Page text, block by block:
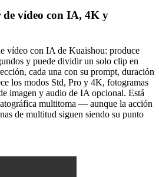
vídeo con IA, 4K y
vídeo con IA de Kuaishou: produce
y puede dividir un solo clip en
cada una con su prompt, duración
los modos Std, Pro y 4K, fotogramas
imagen y audio de IA opcional. Está
multitoma — aunque la acción
de multitud siguen siendo su punto